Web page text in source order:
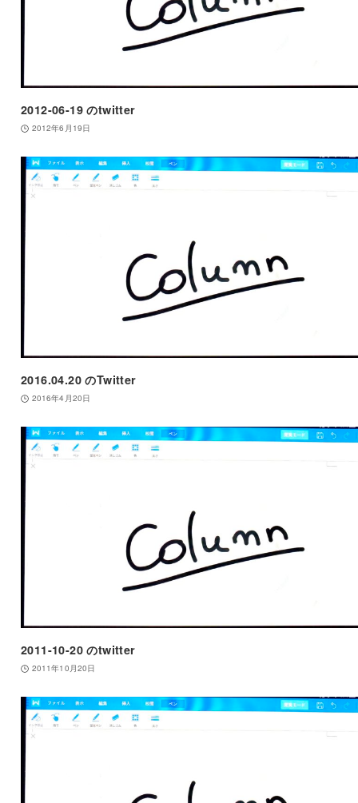
2012-06-19 のtwitter
2012年6月19日
2016.04.20 のTwitter
2016年4月20日
2011-10-20 のtwitter
2011年10月20日